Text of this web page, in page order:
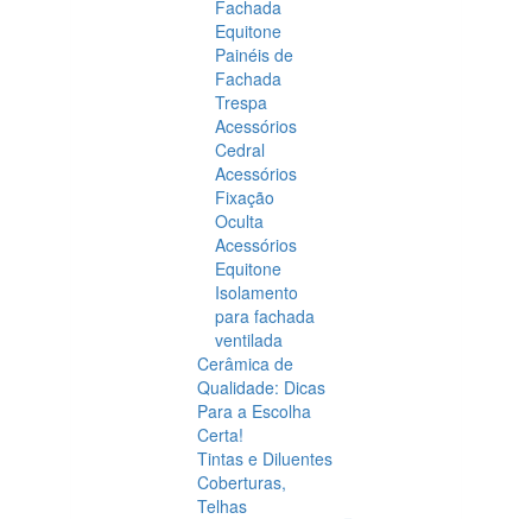
Fachada
Equitone
Painéis de
Fachada
Trespa
Acessórios
Cedral
Acessórios
Fixação
Oculta
Acessórios
Equitone
Isolamento
para fachada
ventilada
Cerâmica de
Qualidade: Dicas
Para a Escolha
Certa!
Tintas e Diluentes
Coberturas,
Telhas